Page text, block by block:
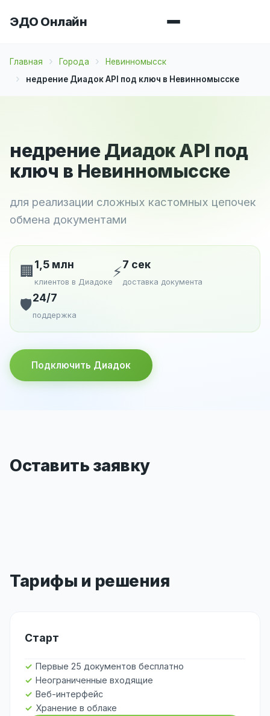
ЭДО Онлайн
Главная Города
Невинномысск
недрение Диадок API под ключ в Невинномысске
недрение Диадок API под
ключ в Невинномысске
для реализации сложных кастомных цепочек
обмена документами
🏢 1,5 млн
клиентов в Диадоке
⚡7 сек
доставка документа
🛡️24/7
поддержка
Подключить Диадок
Оставить заявку
Тарифы и решения
Старт
Первые 25 документов бесплатно
Неограниченные входящие
Веб-интерфейс
Хранение в облаке